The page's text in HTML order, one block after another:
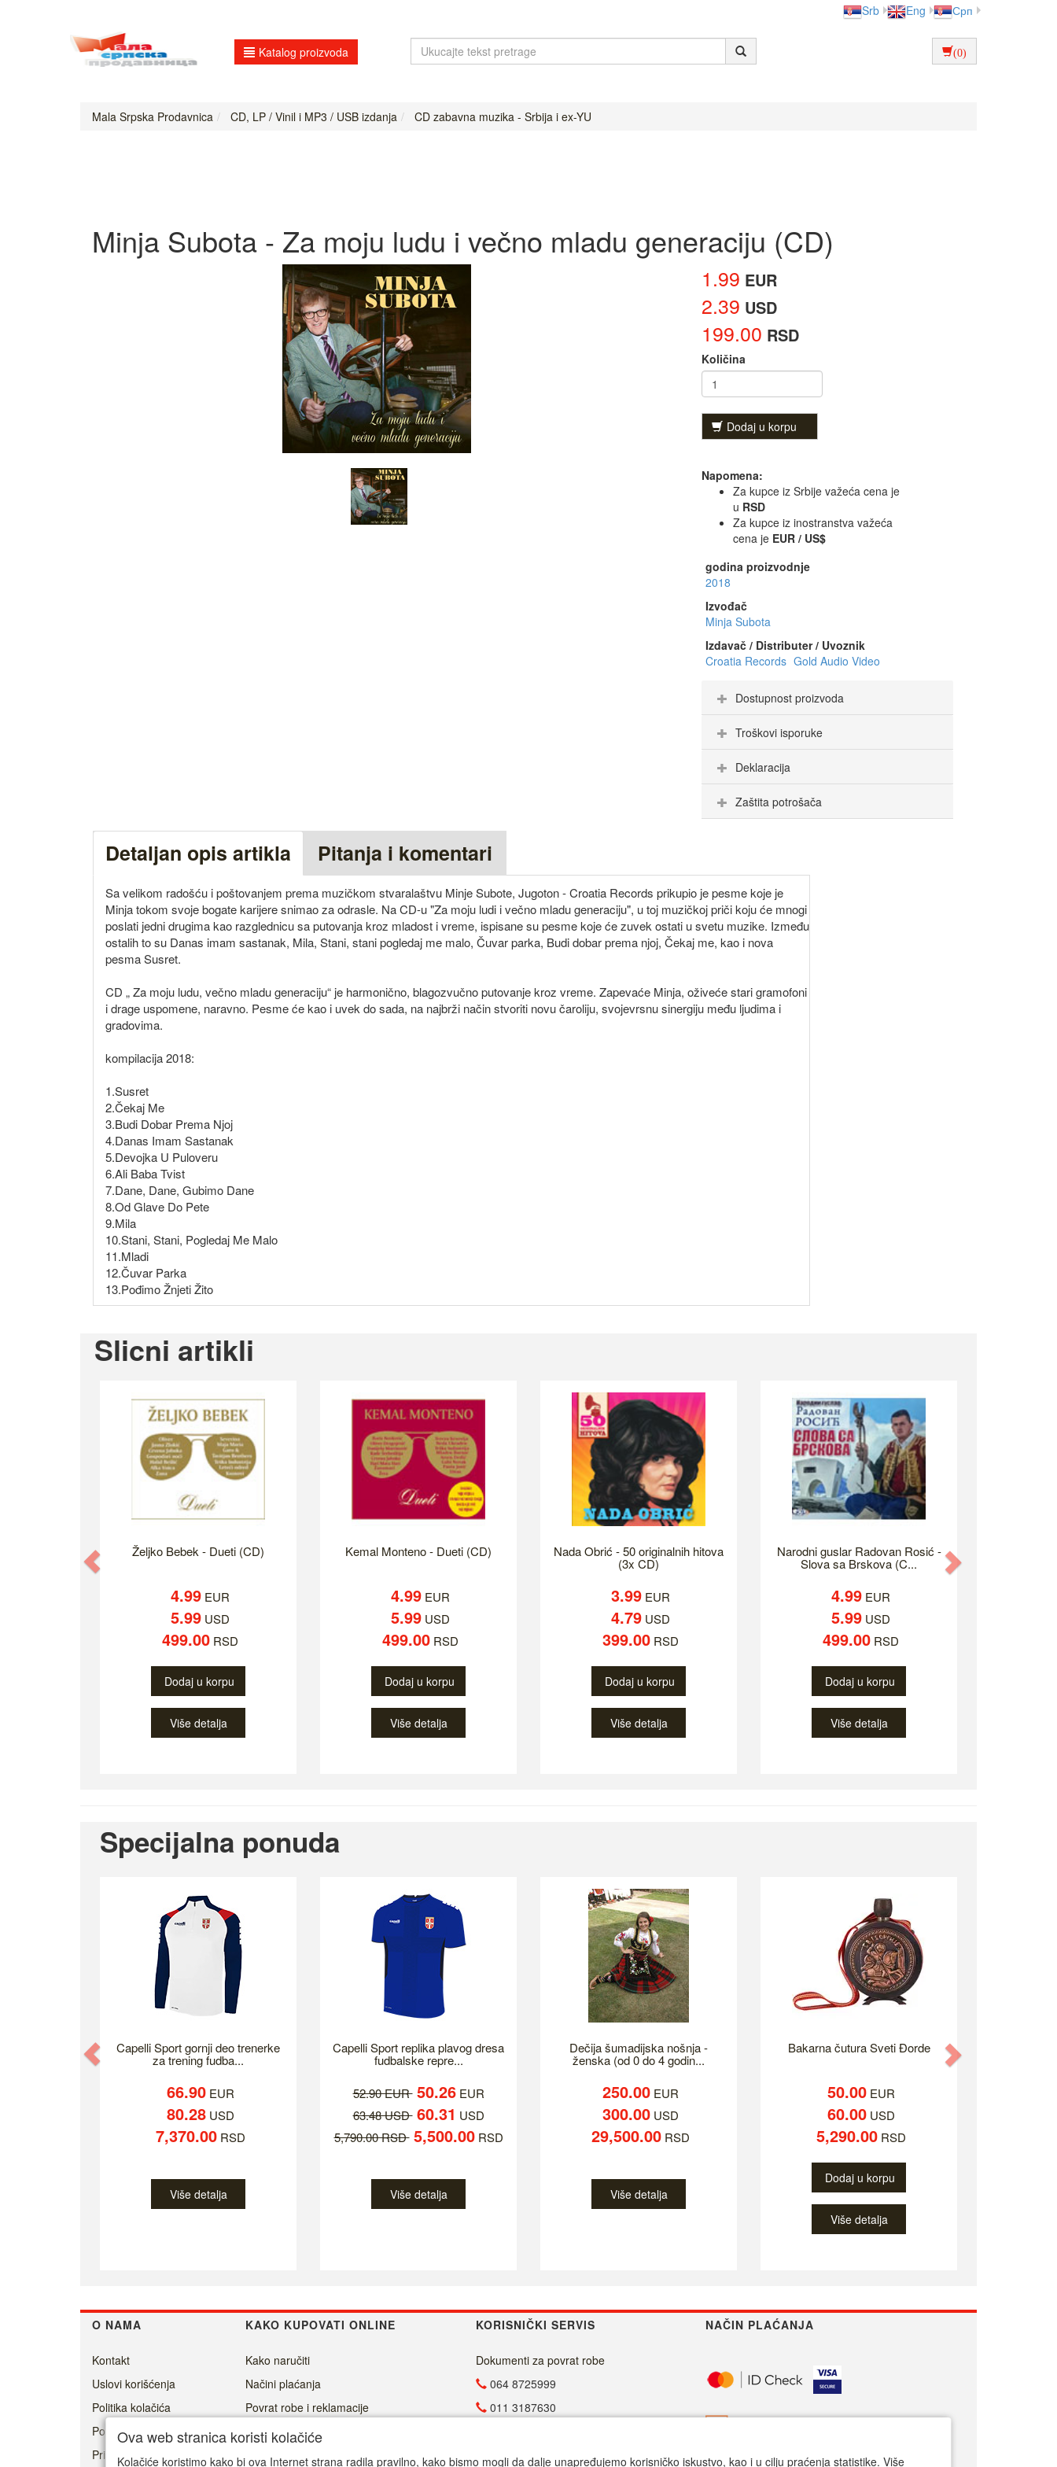
Srb Eng Срп
Katalog proizvoda (0)
Mala Srpska Prodavnica CD, LP / Vinil i MP3 / USB izdanja CD zabavna muzika - Srbija i ex-YU
Minja Subota - Za moju ludu i večno mladu generaciju (CD)
1.99 EUR
2.39 USD
199.00 RSD
Količina
Dodaj u korpu
Napomena:
Za kupce iz Srbije važeća cena je
u RSD
Za kupce iz inostranstva važeća
cena je EUR / US$
godina proizvodnje
2018
Izvođač
Minja Subota
Izdavač / Distributer / Uvoznik
Croatia Records Gold Audio Video
Dostupnost proizvoda
Troškovi isporuke
Deklaracija
Zaštita potrošača
Detaljan opis artikla Pitanja i komentari
Sa velikom radošću i poštovanjem prema muzičkom stvaralaštvu Minje Subote, Jugoton - Croatia Records prikupio je pesme koje je
Minja tokom svoje bogate karijere snimao za odrasle. Na CD-u "Za moju ludi i večno mladu generaciju", u toj muzičkoj priči koju će mnogi
poslati jedni drugima kao razglednicu sa putovanja kroz mladost i vreme, ispisane su pesme koje će zuvek ostati u svetu muzike. Između
ostalih to su Danas imam sastanak, Mila, Stani, stani pogledaj me malo, Čuvar parka, Budi dobar prema njoj, Čekaj me, kao i nova
pesma Susret.
CD „ Za moju ludu, večno mladu generaciju“ je harmonično, blagozvučno putovanje kroz vreme. Zapevaće Minja, oživeće stari gramofoni
i drage uspomene, naravno. Pesme će kao i uvek do sada, na najbrži način stvoriti novu čaroliju, svojevrsnu sinergiju među ljudima i
gradovima.
kompilacija 2018:
1.Susret
2.Čekaj Me
3.Budi Dobar Prema Njoj
4.Danas Imam Sastanak
5.Devojka U Puloveru
6.Ali Baba Tvist
7.Dane, Dane, Gubimo Dane
8.Od Glave Do Pete
9.Mila
10.Stani, Stani, Pogledaj Me Malo
11.Mladi
12.Čuvar Parka
13.Pođimo Žnjeti Žito
Slicni artikli
Željko Bebek - Dueti (CD)
4.99 EUR
5.99 USD
499.00 RSD
Dodaj u korpu
Više detalja
Kemal Monteno - Dueti (CD)
4.99 EUR
5.99 USD
499.00 RSD
Dodaj u korpu
Više detalja
Nada Obrić - 50 originalnih hitova
(3x CD)
3.99 EUR
4.79 USD
399.00 RSD
Dodaj u korpu
Više detalja
Narodni guslar Radovan Rosić -
Slova sa Brskova (C...
4.99 EUR
5.99 USD
499.00 RSD
Dodaj u korpu
Više detalja
Previous
Specijalna ponuda
Capelli Sport gornji deo trenerke
za trening fudba...
66.90EUR
80.28USD
7,370.00RSD
Više detalja
Capelli Sport replika plavog dresa
fudbalske repre...
52.90 EUR 50.26EUR
63.48 USD 60.31 USD
5,790.00 RSD 5,500.00RSD
Više detalja
Dečija šumadijska nošnja -
ženska (od 0 do 4 godin...
250.00 EUR
300.00 USD
29,500.00 RSD
Više detalja
Bakarna čutura Sveti Đorde
50.00EUR
60.00USD
5,290.00RSD
Dodaj u korpu
Više detalja
Previous
O NAMA KAKO KUPOVATI ONLINE KORISNIČKI SERVIS NAČIN PLAĆANJA
Kontakt
Uslovi korišćenja
Politika kolačića
Politika privatnosti
Prisoner's Dilemma -
Kako naručiti
Načini plaćanja
Povrat robe i reklamacije
Isporuka
Dokumenti za povrat robe
064 8725999
011 3187630
info@malasrpskaprodavnica.com
Ova web stranica koristi kolačiće
Kolačiće koristimo kako bi ova Internet strana radila pravilno, kako bismo mogli da dalje unapređujemo korisničko iskustvo, kao i u cilju praćenja statistike. Više